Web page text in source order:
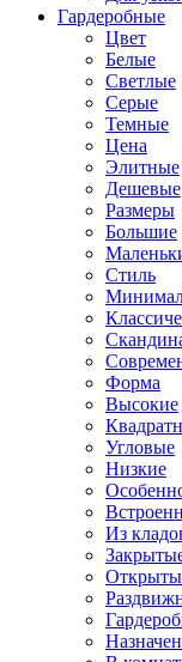
Гардеробные
Цвет
Белые
Светлые
Серые
Темные
Цена
Элитные
Дешевые
Размеры
Большие
Стиль
Форма
Высокие
Угловые
Низкие
Из